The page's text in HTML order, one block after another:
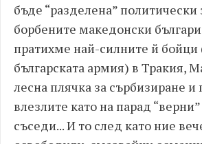
бъде “разделена” политически
борбените македонски
пратихме най-силните й бойци
българската армия) в Тракия,
лесна плячка за сърбизиране и
влезлите като на парад
съседи... И то след като ние